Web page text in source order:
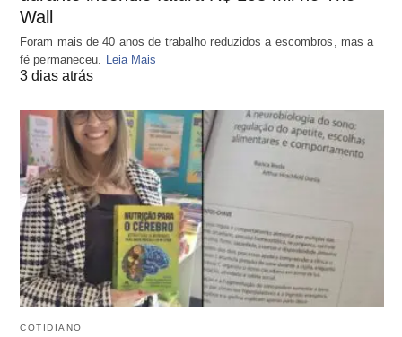
Wall
Foram mais de 40 anos de trabalho reduzidos a escombros, mas a
fé permaneceu. Leia Mais
3 dias atrás
COTIDIANO